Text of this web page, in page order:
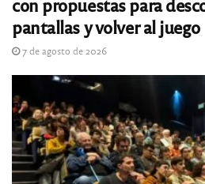
pantallas y volver al juego
7 de agosto de 2026